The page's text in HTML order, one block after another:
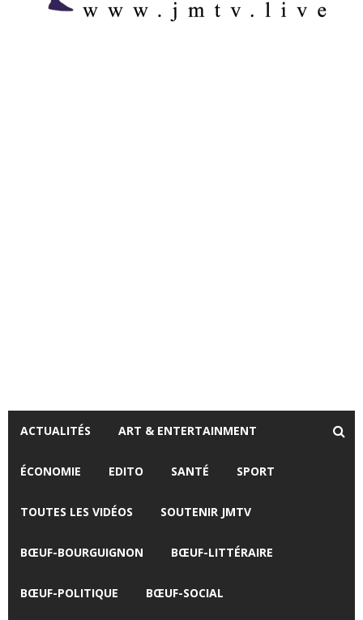
ACTUALITÉS ART & ENTERTAINMENT
ÉCONOMIE EDITO SANTÉ SPORT
TOUTES LES VIDÉOS SOUTENIR JMTV
BŒUF-BOURGUIGNON BŒUF-LITTÉRAIRE
BŒUF-POLITIQUE BŒUF-SOCIAL